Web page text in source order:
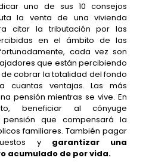
uno de sus 10 consejos
la venta de una vivienda
citar la tributación por las
en el ámbito de las
cada vez son
que están percibiendo
cobrar la totalidad del fondo
cuantas ventajas. Las más
pensión mientras se vive. En
beneficiar al cónyuge
que compensará la
familiares. También pagar
y garantizar una
acumulado de por vida.